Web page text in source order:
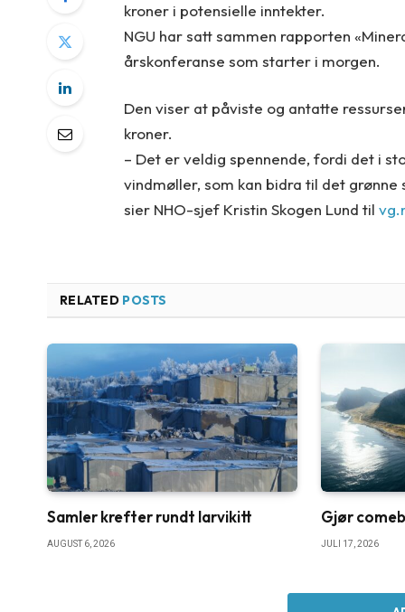
kroner i potensielle inntekter.
NGU har satt sammen rapporten
årskonferanse som starter i morgen.
Den viser at påviste og antatte
kroner.
– Det er veldig spennende, fordi det i
vindmøller, som kan bidra til det
sier NHO-sjef Kristin Skogen Lund til
RELATED POSTS
Samler krefter rundt larvikitt
AUGUST 6, 2026
Gjør
JULI 17, 2026